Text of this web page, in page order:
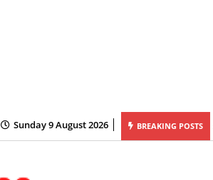
Sunday 9 August 2026 BREAKING POSTS